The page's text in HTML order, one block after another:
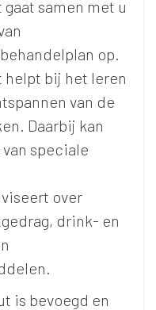
samen met u
op.
helpt bij het leren
van de
Daarbij kan
speciale
over
drink- en
is bevoegd en